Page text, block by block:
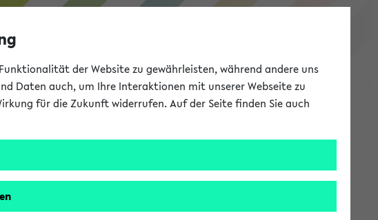
eKVV
Sie richtige aus:
der Website zu gewährleisten, während andere uns
Daten auch, um Ihre Interaktionen mit unserer Webseite zu
für die Zukunft widerrufen. Auf der Seite finden Sie auch